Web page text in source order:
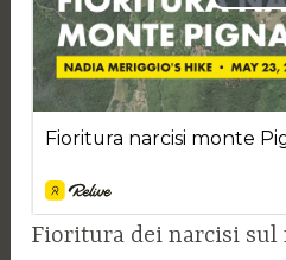
Fioritura dei narcisi sul